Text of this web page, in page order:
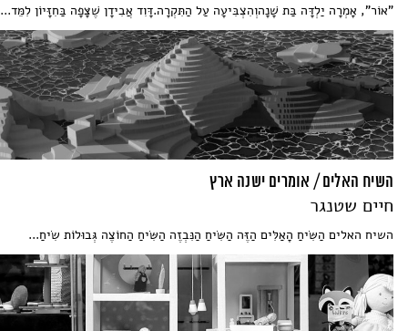
"אוֹר", אָמְרָה יַלְדָּה בַּת שָׁנָהוְהִצְבִּיעָה עַל הַתִּקְרָה.דָּוִד אֲבִידָן שֶׁצָּפָה בַּחִזָּיוֹן לִמֵּד...
השיח האלים / אומרים ישנה ארץ
חיים שטנגר
השיח האלים הַשִּׂיחַ הָאַלִּים הַזֶּה הַשִּׂיחַ הַנִּבְזֶה הַשִּׂיחַ הַחוֹצֶה גְּבוּלוֹת שִׂיחַ...